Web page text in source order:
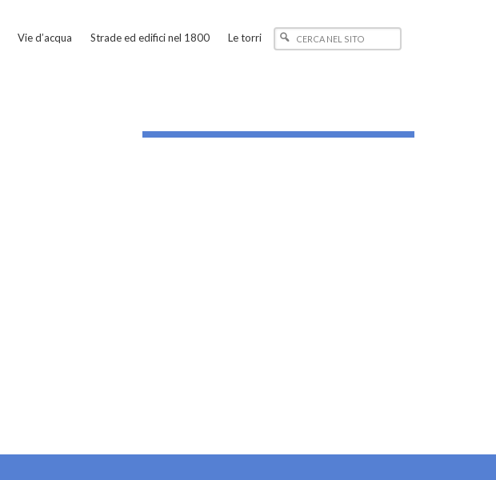
Vie d’acqua Strade ed edifici nel 1800 Le torri